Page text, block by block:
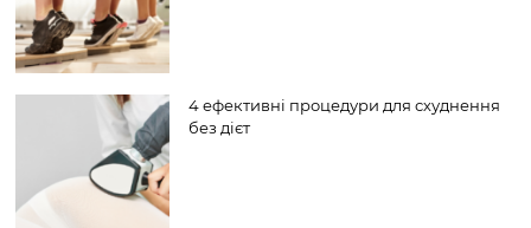
4 ефективні процедури для схуднення
без дієт